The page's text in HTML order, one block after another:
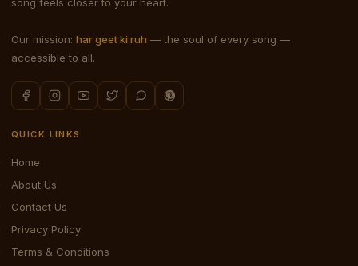
Our mission: har geet ki ruh — the soul of every song —
accessible to all.
QUICK LINKS
Home
About Us
Contact Us
Privacy Policy
Terms & Conditions